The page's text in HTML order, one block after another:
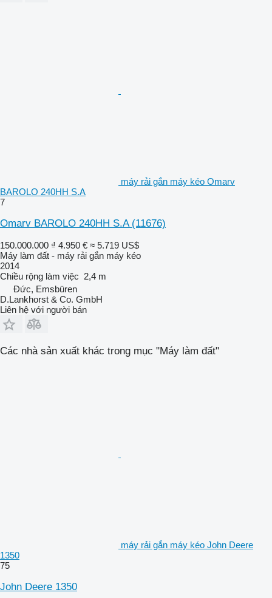
máy rải gắn máy kéo Omarv
BAROLO 240HH S.A
7
Omarv BAROLO 240HH S.A (11676)
150.000.000 ₫ 4.950 € ≈ 5.719 US$
Máy làm đất - máy rải gắn máy kéo
2014
Chiều rộng làm việc 2,4 m
Đức, Emsbüren
D.Lankhorst & Co. GmbH
Liên hệ với người bán
Các nhà sản xuất khác trong mục "Máy làm đất"
máy rải gắn máy kéo John Deere
1350
75
John Deere 1350